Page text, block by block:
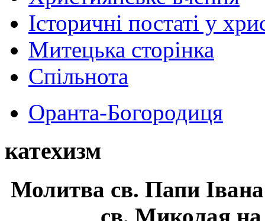
Історичні постаті у
Митецька сторінка
Спільнота
Оранта-Богородиця
катехизм
Молитва св. Папи
св. Миколая на